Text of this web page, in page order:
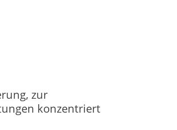
zur
konzentriert